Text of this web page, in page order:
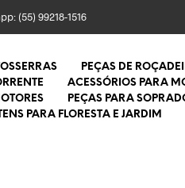
(55) 99218-1516
PEÇAS DE
ACESSÓRIOS PARA
PEÇAS PARA
PARA FLORESTA E JARDIM